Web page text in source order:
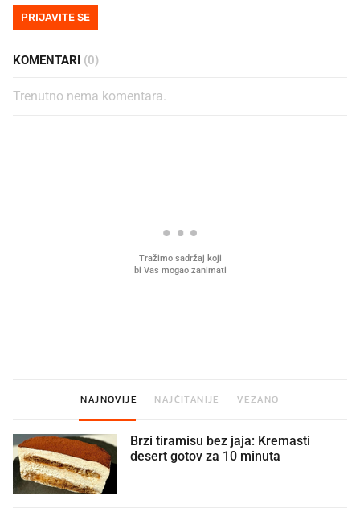
PRIJAVITE SE
KOMENTARI (0)
Trenutno nema komentara.
NAJNOVIJE NAJČITANIJE VEZANO
Brzi tiramisu bez jaja: Kremasti
desert gotov za 10 minuta